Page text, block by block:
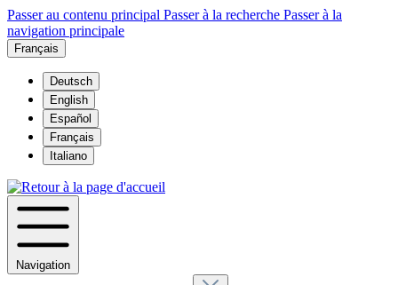
Passer au contenu principal Passer à la recherche Passer à la
navigation principale
Français
Deutsch
English
Español
Français
Italiano
Navigation